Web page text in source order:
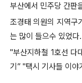
부산에서 민주당 간판
조경태 의원의 지역구
는 많이 들으수 있었다.
"부산지하철 1호선 다
기” "택시 기사들 이야